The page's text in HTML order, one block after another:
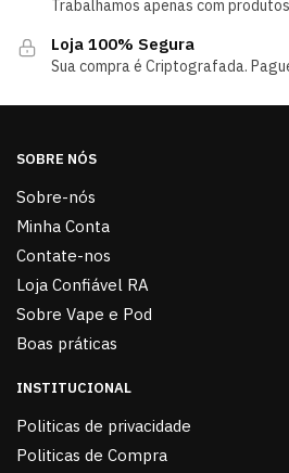
Trabalhamos apenas com
Loja 100% Segura
Sua compra é Criptografada.
SOBRE NÓS
Sobre-nós
Minha Conta
Contate-nos
Loja Confiável RA
Sobre Vape e Pod
Boas práticas
INSTITUCIONAL
Politicas de privacidade
Politicas de Compra